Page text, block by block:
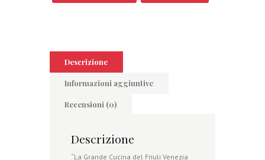
Descrizione
Informazioni aggiuntive
Recensioni (0)
Descrizione
“La Grande Cucina del Friuli Venezia